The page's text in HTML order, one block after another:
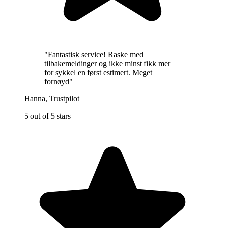
"Fantastisk service! Raske med
tilbakemeldinger og ikke minst fikk mer
for sykkel en først estimert. Meget
fornøyd"
Hanna, Trustpilot
5 out of 5 stars